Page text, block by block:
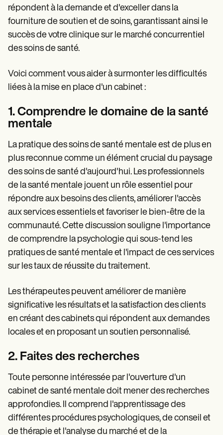
répondent à la demande et d'exceller dans la
fourniture de soutien et de soins, garantissant ainsi le
succès de votre clinique sur le marché concurrentiel
des soins de santé.
Voici comment vous aider à surmonter les difficultés
liées à la mise en place d'un cabinet :
1. Comprendre le domaine de la santé
mentale
La pratique des soins de santé mentale est de plus en
plus reconnue comme un élément crucial du paysage
des soins de santé d'aujourd'hui. Les professionnels
de la santé mentale jouent un rôle essentiel pour
répondre aux besoins des clients, améliorer l'accès
aux services essentiels et favoriser le bien-être de la
communauté. Cette discussion souligne l'importance
de comprendre la psychologie qui sous-tend les
pratiques de santé mentale et l'impact de ces services
sur les taux de réussite du traitement.
Les thérapeutes peuvent améliorer de manière
significative les résultats et la satisfaction des clients
en créant des cabinets qui répondent aux demandes
locales et en proposant un soutien personnalisé.
2. Faites des recherches
Toute personne intéressée par l'ouverture d'un
cabinet de santé mentale doit mener des recherches
approfondies. Il comprend l'apprentissage des
différentes procédures psychologiques, de conseil et
de thérapie et l'analyse du marché et de la